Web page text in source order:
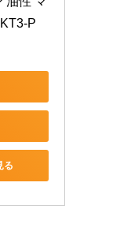
P
る